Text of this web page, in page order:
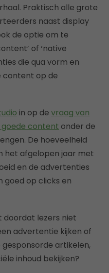
Praktisch alle grote
naast display
de optie om te
of ‘native
die qua vorm en
content op de
in op de vraag van
content onder de
De hoeveelheid
het afgelopen jaar met
en de advertenties
goed op clicks en
doordat lezers niet
advertentie kijken of
artikelen,
inhoud bekijken?